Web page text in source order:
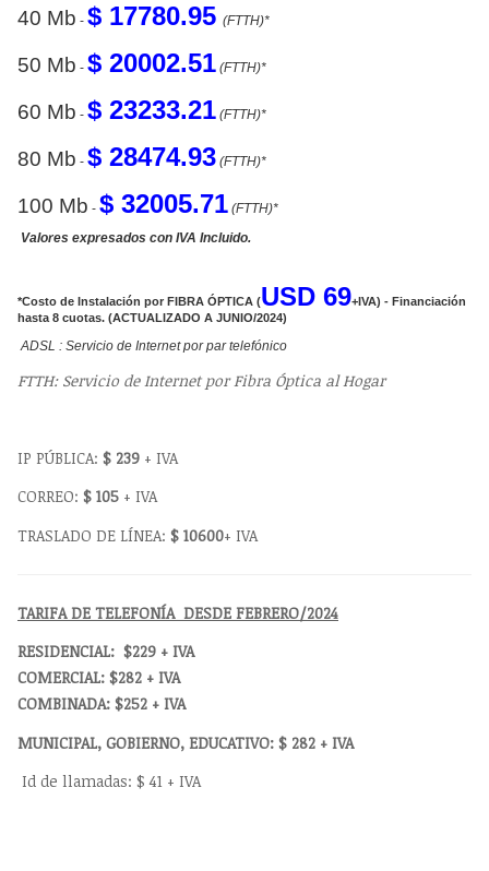
40 Mb - $ 17780.95 (FTTH)*
50 Mb - $ 20002.51 (FTTH)*
60 Mb - $ 23233.21 (FTTH)*
80 Mb - $ 28474.93 (FTTH)*
100 Mb - $ 32005.71 (FTTH)*
Valores expresados con IVA Incluido.
*Costo de Instalación por FIBRA ÓPTICA (USD 69+IVA) - Financiación
hasta 8 cuotas. (ACTUALIZADO A JUNIO/2024)
ADSL : Servicio de Internet por par telefónico
FTTH: Servicio de Internet por Fibra Óptica al Hogar
IP PÚBLICA: $ 239 + IVA
CORREO: $ 105 + IVA
TRASLADO DE LÍNEA: $ 10600+ IVA
TARIFA DE TELEFONÍA DESDE FEBRERO/2024
RESIDENCIAL: $229 + IVA
COMERCIAL: $282 + IVA
COMBINADA: $252 + IVA
MUNICIPAL, GOBIERNO, EDUCATIVO: $ 282 + IVA
Id de llamadas: $ 41 + IVA